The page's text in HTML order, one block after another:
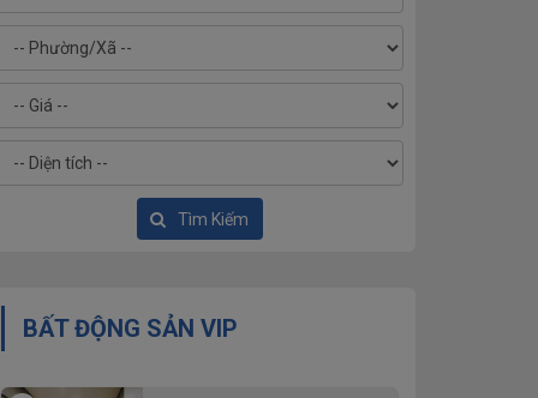
Tìm Kiếm
BẤT ĐỘNG SẢN VIP